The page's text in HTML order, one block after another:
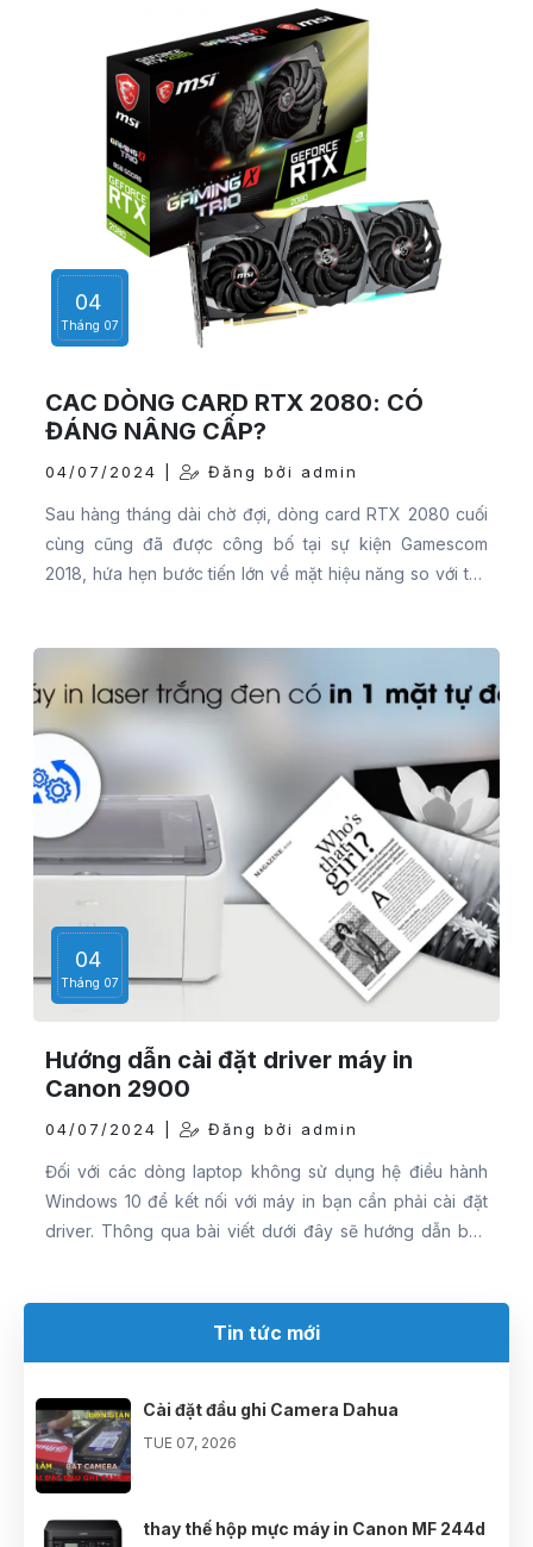
đại, hạt mực nhỏ giảm thiểu những hư hỏng cho máy.
Đồng thời, sử dụng mực in còn giúp máy vận hành lâu
bền. Với hộp mực chính hãng có hiệu suất sử dụng đạt
gần như 100% cho chất lượng trang bản in đầu tiên và
cuối cùng là như nhau.
04
Tháng 07
CAC DÒNG CARD RTX 2080: CÓ
ĐÁNG NÂNG CẤP?
04/07/2024 | Đăng bởi admin
Sau hàng tháng dài chờ đợi, dòng card RTX 2080 cuối
cùng cũng đã được công bố tại sự kiện Gamescom
2018, hứa hẹn bước tiến lớn về mặt hiệu năng so với thế
04
Tháng 07
Hướng dẫn cài đặt driver máy in
Canon 2900
04/07/2024 | Đăng bởi admin
Đối với các dòng laptop không sử dụng hệ điều hành
Windows 10 để kết nối với máy in bạn cần phải cài đặt
driver. Thông qua bài viết dưới đây sẽ hướng dẫn bạn
Tin tức mới
Cài đặt đầu ghi Camera Dahua
TUE 07, 2026
thay thế hộp mực máy in Canon MF 244d